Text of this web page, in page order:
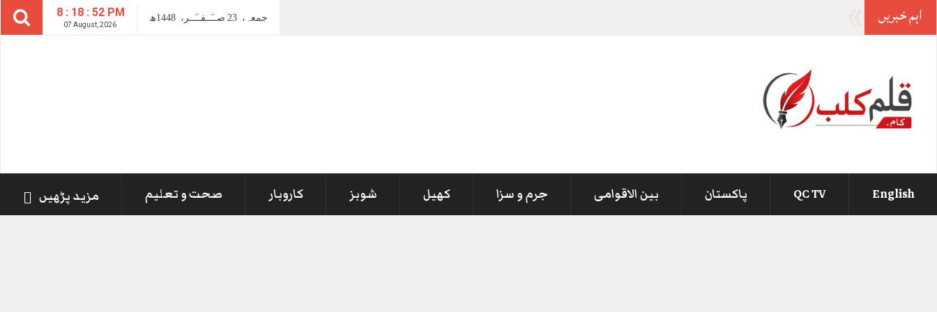
8 : 18 : 54 PM
07 August, 2026
جمعہ، 23 صــَــفــَــر، 1448ھ اہم خبریں
English
QC TV پاکستان بین الاقوامی جرم و سزا کھیل شوبز کاروبار صحت و تعلیم مزید پڑھیں